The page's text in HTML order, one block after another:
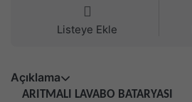
Listeye Ekle
Açıklama
ARITMALI LAVABO BATARYASI